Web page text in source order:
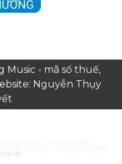
Music - mã số thuế,
Nguyễn Thụy